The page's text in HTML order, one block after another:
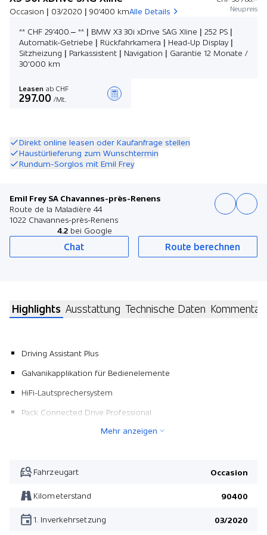
Occasion | 03/2020 | 90'400 kmAlle Details
Neupreis
** CHF 29'400.– ** | BMW X3 30i xDrive SAG Xline | 252 PS |
Automatik-Getriebe | Rückfahrkamera | Head-Up Display |
Sitzheizung | Parkassistent | Navigation | Garantie 12 Monate /
30'000 km
Leasen ab CHF
297.00 /Mt.
Direkt online leasen oder Kaufanfrage stellen
Haustürlieferung zum Wunschtermin
Rundum-Sorglos mit Emil Frey
Emil Frey SA Chavannes-près-Renens
Route de la Maladière 44
1022 Chavannes-près-Renens
4.2 bei Google
Chat Route berechnen
Highlights Ausstattung Technische Daten Kommentar
Driving Assistant Plus
Galvanikapplikation für Bedienelemente
HiFi-Lautsprechersystem
Pack Connected Drive Professional
BIN Dachhimmel anthrazit
BMW Repair 5 Jahre/ 200'000 km
Mehr anzeigen
Fahrzeugart Occasion
Kilometerstand 90400
1. Inverkehrsetzung 03/2020